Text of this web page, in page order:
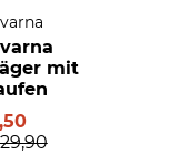
mit
29,90